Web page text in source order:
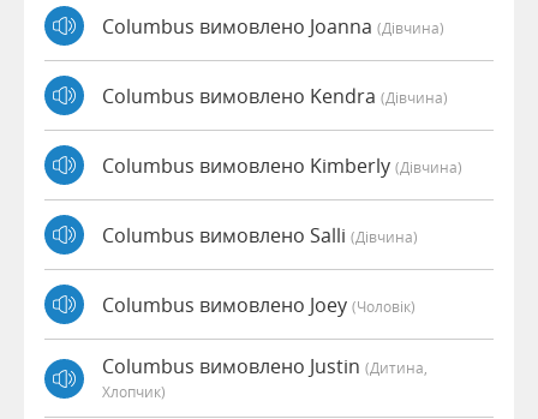
Columbus вимовлено Joanna (дівчина)
Columbus вимовлено Kendra (дівчина)
Columbus вимовлено Kimberly (дівчина)
Columbus вимовлено Salli (дівчина)
Columbus вимовлено Joey (чоловік)
Columbus вимовлено Justin (дитина,
Хлопчик)